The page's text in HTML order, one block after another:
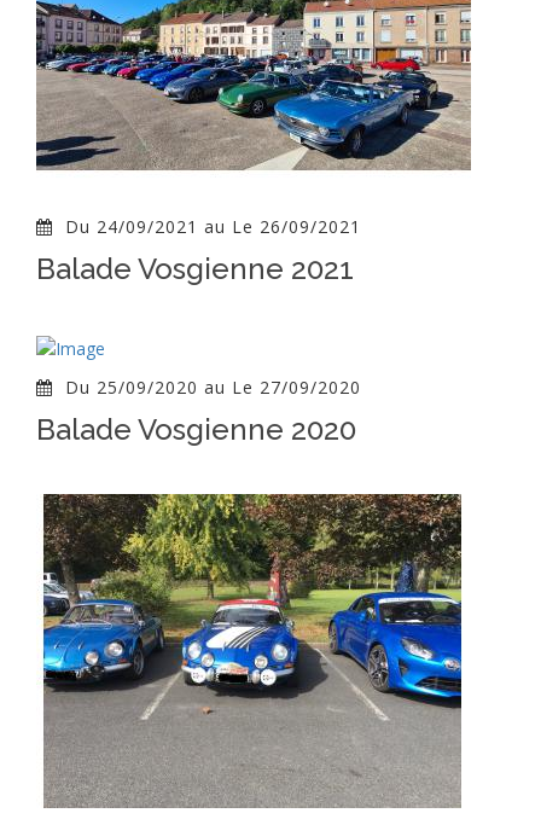
Du 24/09/2021 au Le 26/09/2021
Balade Vosgienne 2021
Du 25/09/2020 au Le 27/09/2020
Balade Vosgienne 2020